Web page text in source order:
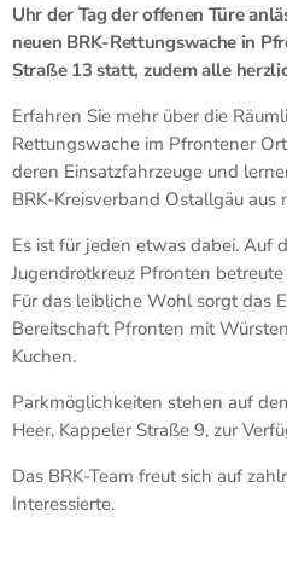
Uhr der Tag der offenen Türe
neuen BRK-Rettungswache in
Straße 13 statt, zudem alle
Erfahren Sie mehr über die
Rettungswache im Pfrontener
deren Einsatzfahrzeuge und
BRK-Kreisverband Ostallgäu aus
Es ist für jeden etwas dabei. Auf
Jugendrotkreuz Pfronten
Für das leibliche Wohl sorgt das
Bereitschaft Pfronten mit
Kuchen.
Parkmöglichkeiten stehen auf
Heer, Kappeler Straße 9, zur
Das BRK-Team freut sich auf
Interessierte.